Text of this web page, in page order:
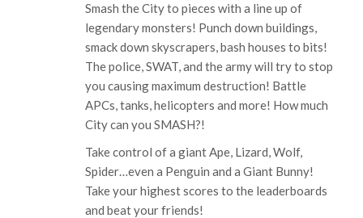
Smash the City to pieces with a line up of
legendary monsters! Punch down buildings,
smack down skyscrapers, bash houses to bits!
The police, SWAT, and the army will try to stop
you causing maximum destruction! Battle
APCs, tanks, helicopters and more! How much
City can you SMASH?!
Take control of a giant Ape, Lizard, Wolf,
Spider…even a Penguin and a Giant Bunny!
Take your highest scores to the leaderboards
and beat your friends!